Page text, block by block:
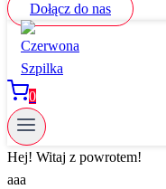
Dołącz do nas
0
Hej! Witaj z powrotem!
aaa